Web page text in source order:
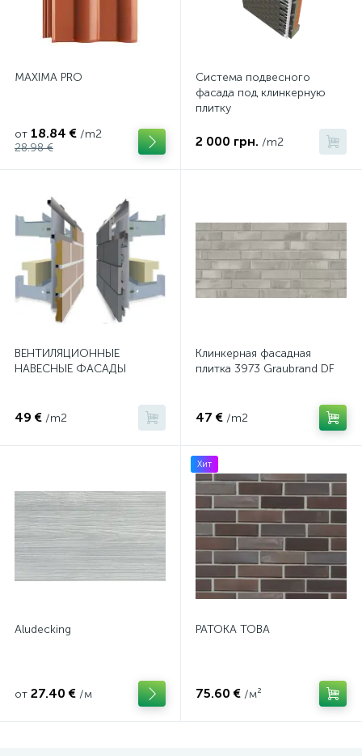
MAXIMA PRO
от 18.84 € /m2
28.98 €
Система подвесного
фасада под клинкерную
плитку
2 000 грн. /m2
ВЕНТИЛЯЦИОННЫЕ
НАВЕСНЫЕ ФАСАДЫ
49 € /m2
Клинкерная фасадная
плитка 3973 Graubrand DF
47 € /m2
Aludecking
от 27.40 € /м
Хит
PATOKA TOBA
75.60 € /м²